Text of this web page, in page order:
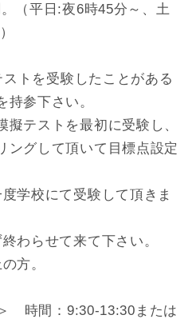
（平日:夜6時45分～、土
トを受験したことがある
参下さい。
テストを最初に受験し、
ングして頂いて目標点設定
学校にて受験して頂きま
わらせて来て下さい。
方。
時間：9:30-13:30または